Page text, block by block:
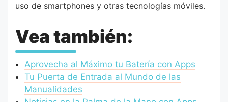
uso de smartphones y otras tecnologías móviles.
Vea también:
Aprovecha al Máximo tu Batería con Apps
Tu Puerta de Entrada al Mundo de las
Manualidades